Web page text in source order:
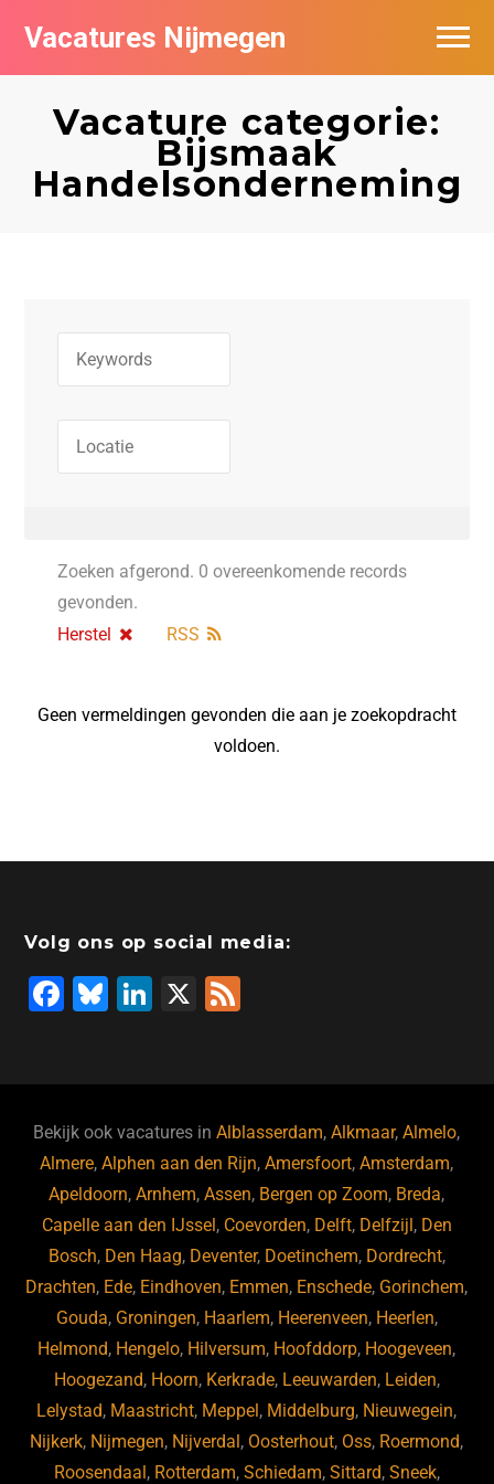
Vacatures Nijmegen
Vacature categorie:
Bijsmaak
Handelsonderneming
Zoeken afgerond. 0 overeenkomende records
gevonden.
Herstel
RSS
Geen vermeldingen gevonden die aan je zoekopdracht
voldoen.
Volg ons op social media:
F
b
o
o
k
Bl
ky
Li
dI
n
X
Bekijk ook vacatures inAlblasserdam,Alkmaar,Almelo,
Almere,Alphen aan den Rijn,Amersfoort,Amsterdam,
Apeldoorn,Arnhem,Assen, Bergen op Zoom, Breda,
Capelle aan den IJssel , Coevorden, Delft, Delfzijl , Den
Bosch, Den Haag, Deventer, Doetinchem, Dordrecht,
Drachten, Ede, Eindhoven, Emmen, Enschede, Gorinchem,
Gouda, Groningen, Haarlem, Heerenveen, Heerlen,
Helmond, Hengelo, Hilversum, Hoofddorp, Hoogeveen,
Hoogezand, Hoorn, Kerkrade, Leeuwarden, Leiden,
Lelystad, Maastricht, Meppel , Middelburg, Nieuwegein,
Nijkerk, Nijmegen, Nijverdal , Oosterhout, Oss, Roermond,
Roosendaal , Rotterdam, Schiedam, Sittard, Sneek,
Vacatures per bedrijf
De populairste vacatures in Nijmegen
Nieuwsbrief feed